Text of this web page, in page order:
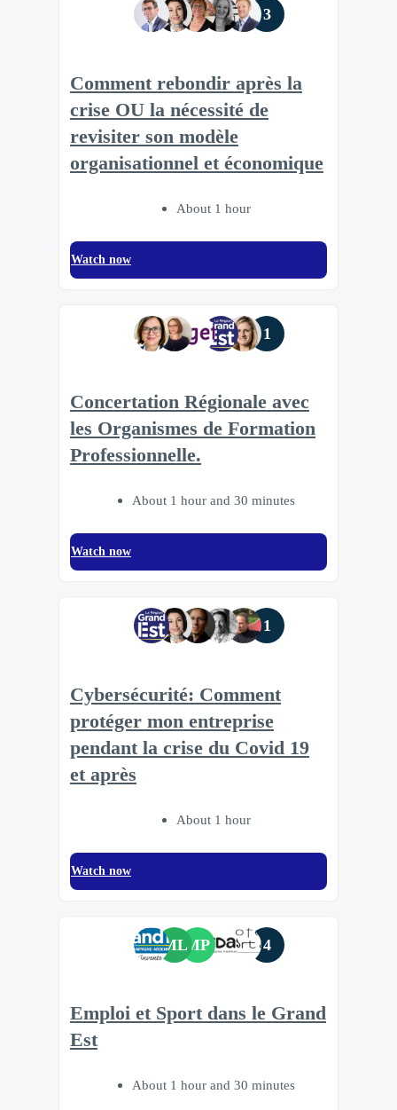
3
Comment rebondir après la
crise OU la nécessité de
revisiter son modèle
organisationnel et économique
About 1 hour
Watch now
1
Concertation Régionale avec
les Organismes de Formation
Professionnelle.
About 1 hour and 30 minutes
Watch now
1
Cybersécurité: Comment
protéger mon entreprise
pendant la crise du Covid 19
et après
About 1 hour
Watch now
MLMP 4
Emploi et Sport dans le Grand
Est
About 1 hour and 30 minutes